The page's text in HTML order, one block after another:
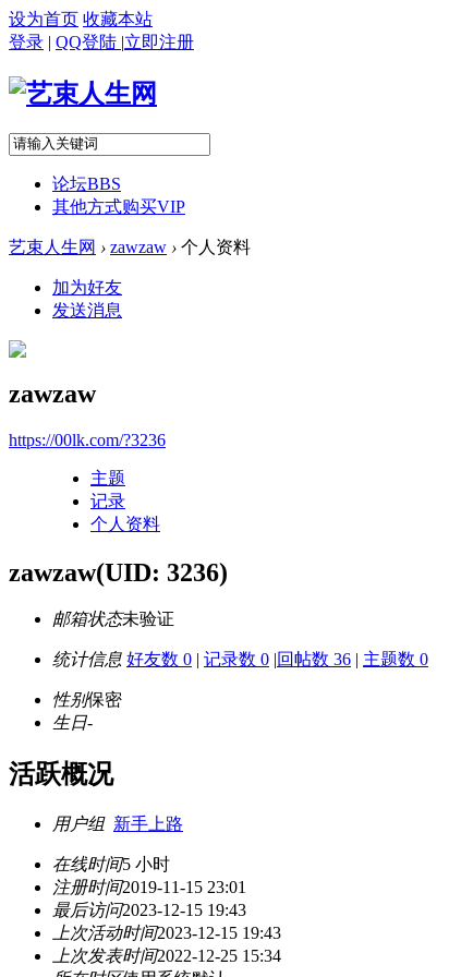
设为首页 收藏本站
登录 | QQ登陆 |立即注册
论坛BBS
其他方式购买VIP
艺束人生网 › zawzaw › 个人资料
加为好友
发送消息
zawzaw
https://00lk.com/?3236
主题
记录
个人资料
zawzaw(UID: 3236)
邮箱状态未验证
统计信息 好友数 0 | 记录数 0 |回帖数 36 | 主题数 0
性别保密
生日-
活跃概况
用户组 新手上路
在线时间5 小时
注册时间2019-11-15 23:01
最后访问2023-12-15 19:43
上次活动时间2023-12-15 19:43
上次发表时间2022-12-25 15:34